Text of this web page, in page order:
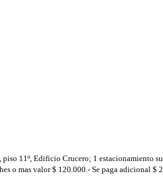
11º, Edificio Crucero; 1 estacionamiento
o mas valor $ 120.000.- Se paga adicional